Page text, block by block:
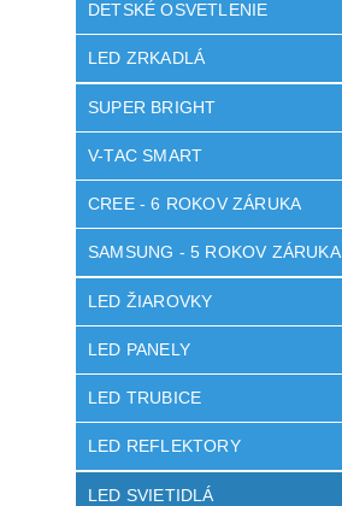
DETSKÉ OSVETLENIE
LED ZRKADLÁ
SUPER BRIGHT
V-TAC SMART
CREE - 6 ROKOV ZÁRUKA
SAMSUNG - 5 ROKOV ZÁRUKA
LED ŽIAROVKY
LED PANELY
LED TRUBICE
LED REFLEKTORY
LED SVIETIDLÁ